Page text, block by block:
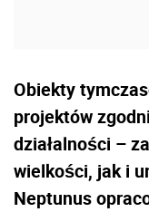
Obiekty
projektów
działalności –
wielkości, jak i
Neptunus